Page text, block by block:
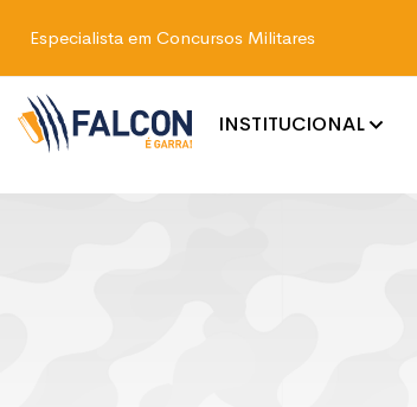
Especialista em Concursos Militares
INSTITUCIONAL